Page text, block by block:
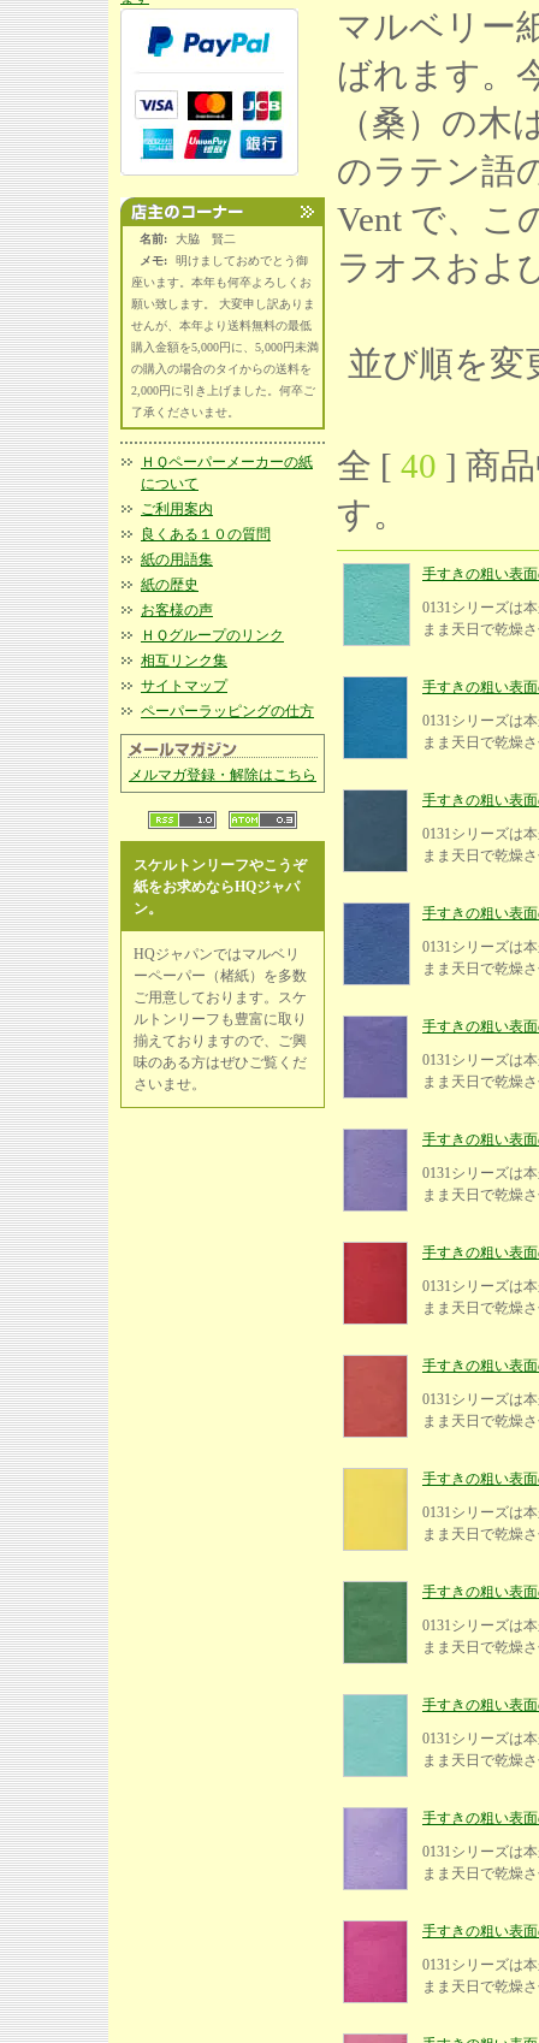
名前:
大脇 賢二
メモ:
明けましておめでとう御
座います。本年も何卒よろしくお
願い致します。 大変申し訳ありま
せんが、本年より送料無料の最低
購入金額を5,000円に、5,000円未満
の購入の場合のタイからの送料を
2,000円に引き上げました。何卒ご
了承くださいませ。
ＨＱペーパーメーカーの紙
について
ご利用案内
良くある１０の質問
紙の用語集
紙の歴史
お客様の声
ＨＱグループのリンク
相互リンク集
サイトマップ
ペーパーラッピングの仕方
メルマガ登録・解除はこちら
スケルトンリーフやこうぞ
紙をお求めならHQジャパ
ン。
HQジャパンではマルベリ
ーペーパー（楮紙）を多数
ご用意しております。スケ
ルトンリーフも豊富に取り
揃えておりますので、ご興
味のある方はぜひご覧くだ
さいませ。
マルベリー
ばれます。
（桑）の
のラテン語
Vent で、こ
ラオスおよ
並び順を変
全 [ 40 ] 商
す。
手すきの粗い表
0131シリーズは
まま天日で乾燥
手すきの粗い表
0131シリーズは
まま天日で乾燥
手すきの粗い表
0131シリーズは
まま天日で乾燥
手すきの粗い表
0131シリーズは
まま天日で乾燥
手すきの粗い表
0131シリーズは
まま天日で乾燥
手すきの粗い表
0131シリーズは
まま天日で乾燥
手すきの粗い表
0131シリーズは
まま天日で乾燥
手すきの粗い表
0131シリーズは
まま天日で乾燥
手すきの粗い表
0131シリーズは
まま天日で乾燥
手すきの粗い表
0131シリーズは
まま天日で乾燥
手すきの粗い表
0131シリーズは
まま天日で乾燥
手すきの粗い表
0131シリーズは
まま天日で乾燥
手すきの粗い表
0131シリーズは
まま天日で乾燥